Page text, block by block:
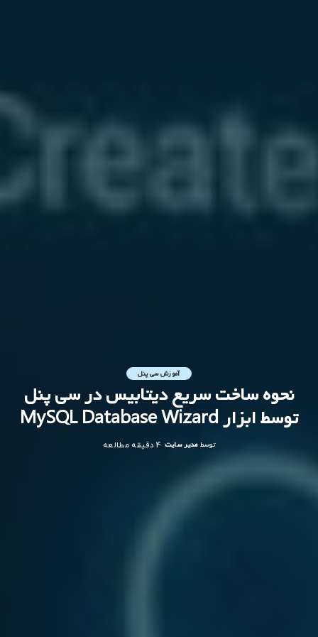
آموزش سی پنل
نحوه ساخت سریع دیتابیس در سی پنل
توسط ابزار MySQL Database Wizard
ارسال
توسطمدیر سایت 4 دقیقه مطالعه